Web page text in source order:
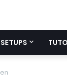
SETUPS